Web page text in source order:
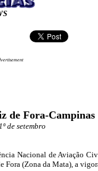
de Fora-Campinas
de setembro
Nacional de Aviação
(Zona da Mata), a